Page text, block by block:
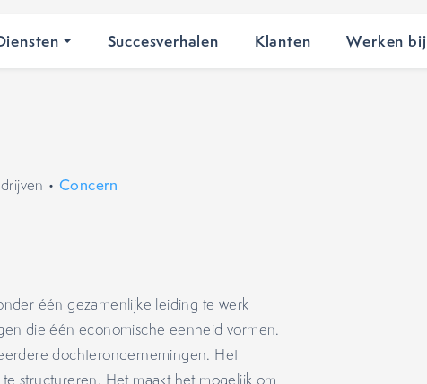
Succesverhalen Klanten Werken bij
•Concern
één gezamenlijke leiding te werk
die één economische eenheid vormen.
dochterondernemingen. Het
structureren. Het maakt het mogelijk om